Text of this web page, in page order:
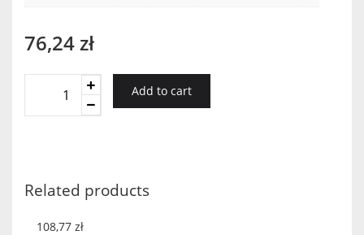
76,24zł
Add to cart
Related products
108,77 zł